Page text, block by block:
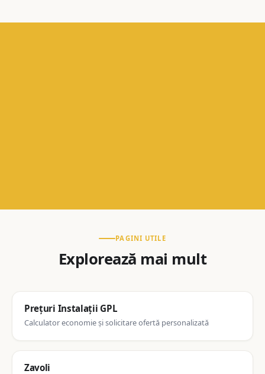
PAGINI UTILE
Explorează mai mult
Prețuri Instalații GPL
Calculator economie și solicitare ofertă personalizată
Zavoli